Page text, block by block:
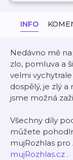
INFO
Nedávno mě
zlo, pomluva a
velmi
dospělý, je zlý
jsme možná
Všechny díly
můžete
mujRozhlas pro
mujRozhlas.cz .